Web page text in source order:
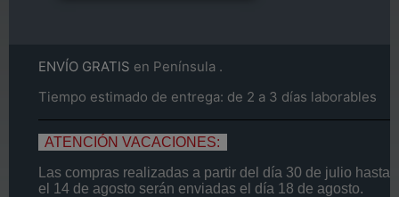
ENVÍO GRATIS en Península .
Tiempo estimado de entrega: de 2 a 3 días laborables
ATENCIÓN VACACIONES:
Las compras realizadas a partir del día 30 de julio hasta
el 14 de agosto serán enviadas el día 18 de agosto.